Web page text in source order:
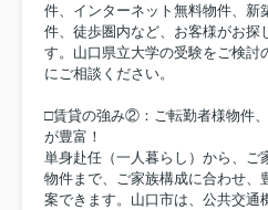
件、インターネット無料物件、新
件、徒歩圏内など、お客様がお探
す。山口県立大学の受験をご検討
にご相談ください。
□賃貸の強み②：ご転勤者様物件
が豊富！
単身赴任（一人暮らし）から、ご
物件まで、ご家族構成に合わせ、
案できます。山口市は、公共交通